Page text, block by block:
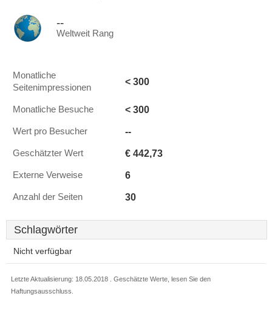
--
Weltweit Rang
Monatliche
Seitenimpressionen
< 300
Monatliche Besuche < 300
Wert pro Besucher --
Geschätzter Wert € 442,73
Externe Verweise 6
Anzahl der Seiten 30
Schlagwörter
Nicht verfügbar
Letzte Aktualisierung: 18.05.2018 . Geschätzte Werte, lesen Sie den
Haftungsausschluss.